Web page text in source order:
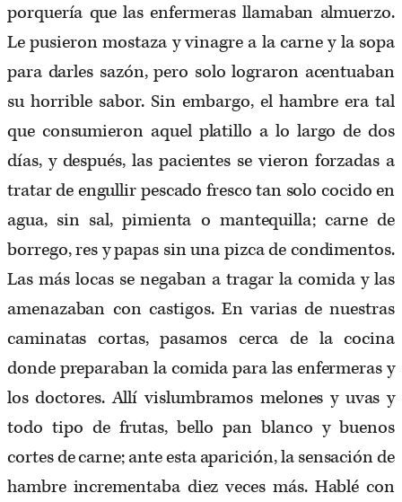
porquería que las enfermeras llamaban almuerzo.
Le pusieron mostaza y vinagre a la carne y la sopa
para darles sazón, pero solo lograron acentuaban
su horrible sabor. Sin embargo, el hambre era tal
que consumieron aquel platillo a lo largo de dos
días, y después, las pacientes se vieron forzadas a
tratar de engullir pescado fresco tan solo cocido en
agua, sin sal, pimienta o mantequilla; carne de
borrego, res y papas sin una pizca de condimentos.
Las más locas se negaban a tragar la comida y las
amenazaban con castigos. En varias de nuestras
caminatas cortas, pasamos cerca de la cocina
donde preparaban la comida para las enfermeras y
los doctores. Allí vislumbramos melones y uvas y
todo tipo de frutas, bello pan blanco y buenos
cortes de carne; ante esta aparición, la sensación de
hambre incrementaba diez veces más. Hablé con